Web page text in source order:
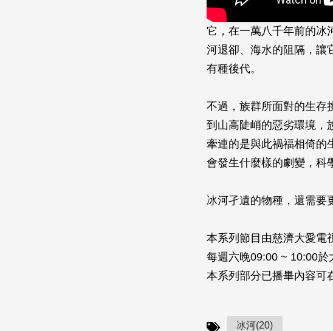
它，在一萬八千年前的冰
河退卻、­海水的阻隔，讓
有種後代。
不過，族群所面對的生存
到山高陡­峭的惡劣環境，
牽連的是與此禍福­相倚的
會發生什麼樣的劇變，科
冰河孑遺的物種，還需要
本系列節目由慈濟大愛電
每週六晚09:00 ~ 10:00於
本系列部分已播畢內容可
冰河(20)